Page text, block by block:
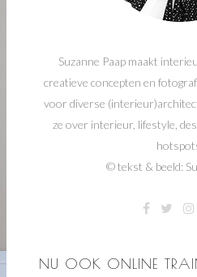
Suzanne Paap maakt
creatieve concepten en
voor diverse
ze over interieur, lifestyle,
© tekst & beeld:
NU OOK ONLINE